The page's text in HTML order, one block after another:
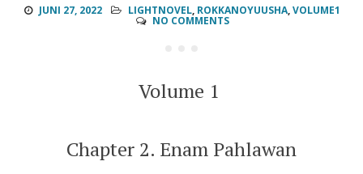
JUNI 27, 2022 LIGHTNOVEL, ROKKANOYUUSHA,VOLUME1
NO COMMENTS
Volume 1
Chapter 2. Enam Pahlawan